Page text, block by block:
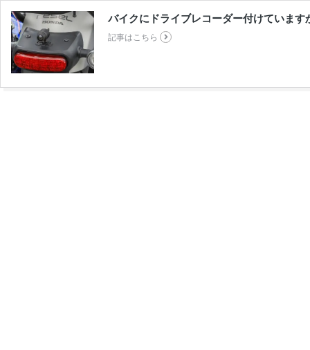
バイクにドライブレコーダー付けていま
記事はこちら